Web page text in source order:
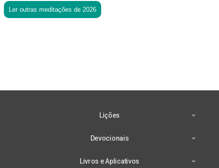
Ler outras meditações de 2026
Lições
Devocionais
Livros e Aplicativos